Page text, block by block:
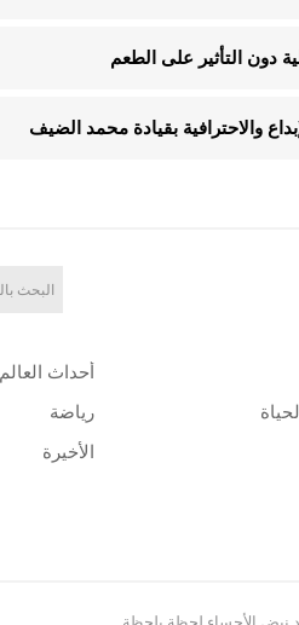
دون التأثير على الطعم
والاحترافية بقيادة محمد الضيف
أحداث العالم
رياضة
الأخيرة